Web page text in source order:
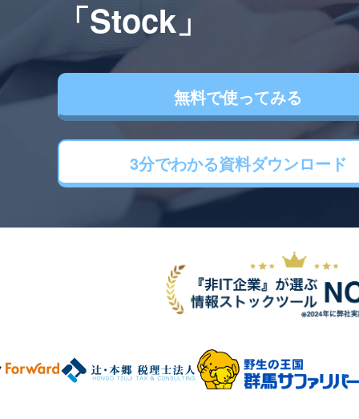
「Stock」
無料で使ってみる
3分でわかる資料ダウンロード